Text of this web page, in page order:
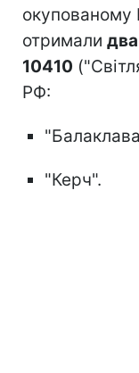
отримали
10410
РФ:
"Керч".